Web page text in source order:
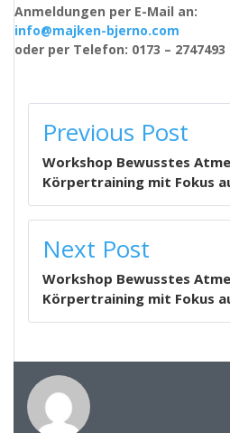
Anmeldungen per E-Mail an:
info@majken-bjerno.com
oder per Telefon: 0173 – 2747493
Previous Post
Workshop Bewusstes
Körpertraining mit Fokus
Next Post
Workshop Bewusstes
Körpertraining mit Fokus